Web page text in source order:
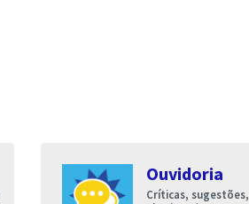
Ouvidoria
Críticas, sugestões,